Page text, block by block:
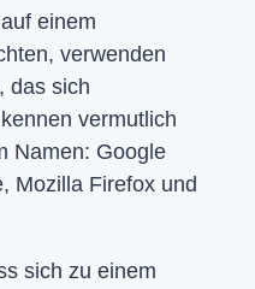
einem
verwenden
das sich
vermutlich
Namen: Google
Mozilla Firefox und
sich zu einem